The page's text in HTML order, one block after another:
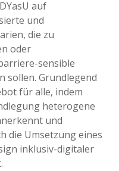
auf
und
die zu
oder
sensible
sollen. Grundlegend
für alle, indem
heterogene
und
die Umsetzung eines
inklusiv-digitaler